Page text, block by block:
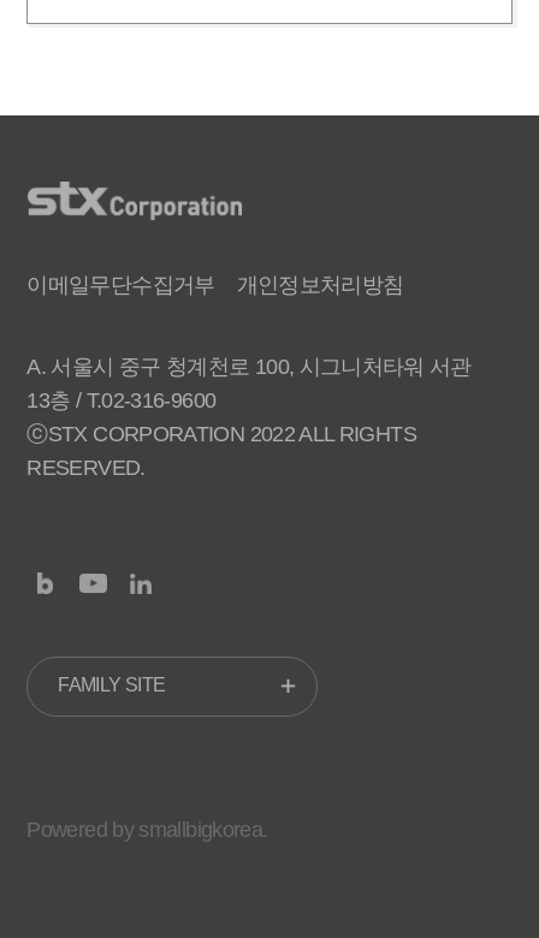
이메일무단수집거부 개인정보처리방침
A. 서울시 중구 청계천로 100, 시그니처타워 서관
13층 / T.02-316-9600
ⓒSTX CORPORATION 2022 ALL RIGHTS
RESERVED.
FAMILY SITE
Powered by smallbigkorea.